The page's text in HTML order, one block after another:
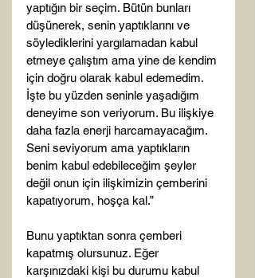
yaptığın bir seçim. Bütün bunları
düşünerek, senin yaptıklarını ve
söylediklerini yargılamadan kabul
etmeye çalıştım ama yine de kendim
için doğru olarak kabul edemedim.
İşte bu yüzden seninle yaşadığım
deneyime son veriyorum. Bu ilişkiye
daha fazla enerji harcamayacağım.
Seni seviyorum ama yaptıkların
benim kabul edebileceğim şeyler
değil onun için ilişkimizin çemberini
kapatıyorum, hoşça kal.”
Bunu yaptıktan sonra çemberi
kapatmış olursunuz. Eğer
karşınızdaki kişi bu durumu kabul